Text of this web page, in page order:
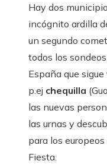
Hay dos
incógnito ardilla
un segundo
todos los
España que
p.ej chequilla
las nuevas
las urnas y
para los
Fiesta.